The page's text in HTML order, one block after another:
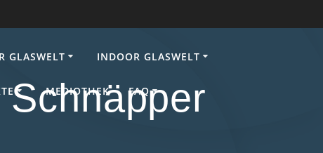
GLASWELT INDOOR GLASWELT
MEDIOTHEK FAQ